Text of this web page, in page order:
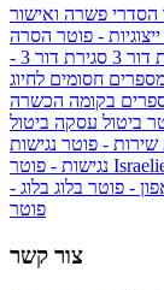
הסדרי פשרה ואישור
- פוטר הסרה
דור 3
סגירת דור 3 -
חסומים לחיוג
בקומה הכשרה
ביטול עסקה ביטול
- פוטר נגישות
- פוטר בלוג בלוג -
פוטר
צור קשר